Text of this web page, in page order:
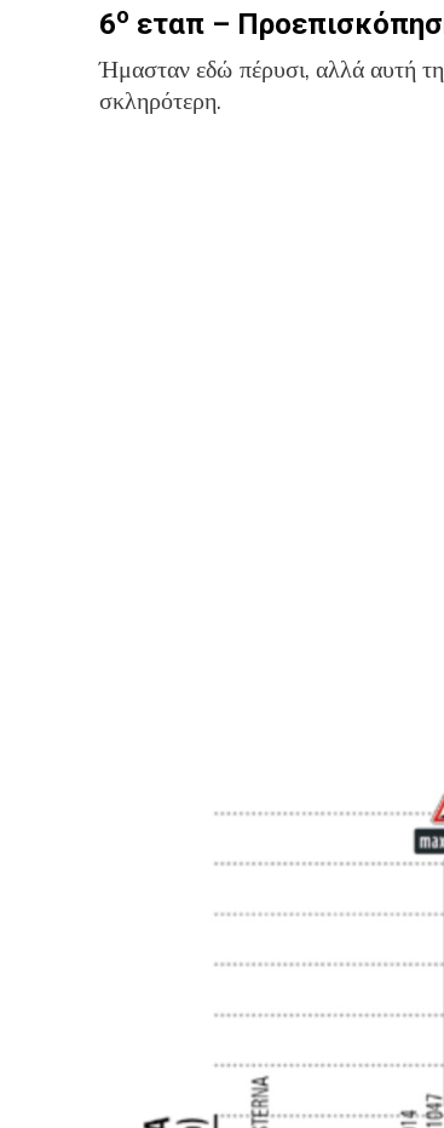
6ο εταπ –
Ήμασταν εδώ πέρυσι, αλλά αυτή
σκληρότερη.